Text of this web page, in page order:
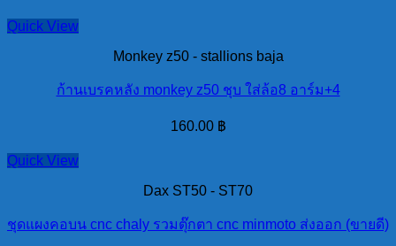
Quick View
Monkey z50 - stallions baja
ก้านเบรคหลัง monkey z50 ชุบ ใส่ล้อ8 อาร์ม+4
160.00 ฿
Quick View
Dax ST50 - ST70
ชุดแผงคอบน cnc chaly รวมตุ๊กตา cnc minmoto ส่งออก (ขายดี)